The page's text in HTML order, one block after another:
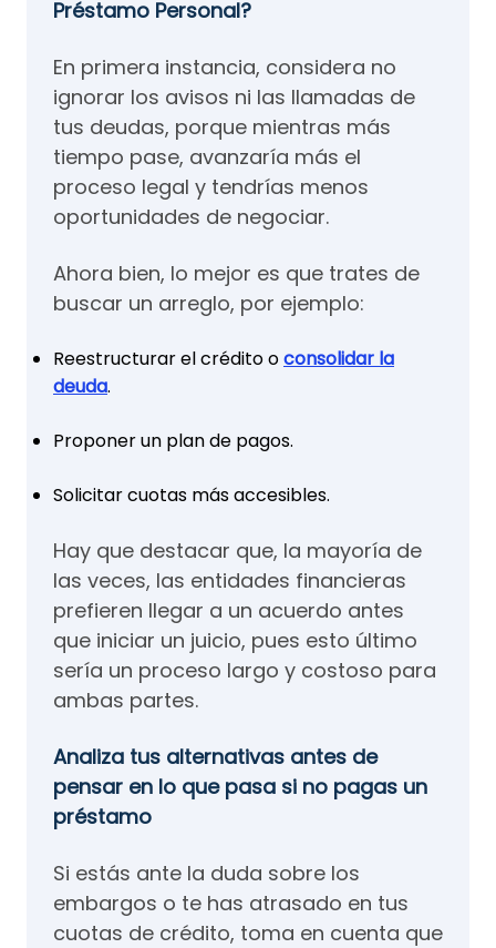
Préstamo Personal?
En primera instancia, considera no
ignorar los avisos ni las llamadas de
tus deudas, porque mientras más
tiempo pase, avanzaría más el
proceso legal y tendrías menos
oportunidades de negociar.
Ahora bien, lo mejor es que trates de
buscar un arreglo, por ejemplo:
Reestructurar el crédito oconsolidar la
deuda.
Proponer un plan de pagos.
Solicitar cuotas más accesibles.
Hay que destacar que, la mayoría de
las veces, las entidades financieras
prefieren llegar a un acuerdo antes
que iniciar un juicio, pues esto último
sería un proceso largo y costoso para
ambas partes.
Analiza tus alternativas antes de
pensar en lo que pasa si no pagas un
préstamo
Si estás ante la duda sobre los
embargos o te has atrasado en tus
cuotas de crédito, toma en cuenta que